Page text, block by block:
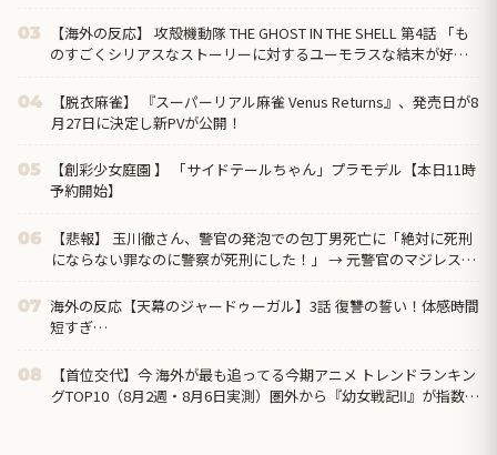
03
【海外の反応】 攻殻機動隊 THE GHOST IN THE SHELL 第4話 「も
のすごくシリアスなストーリーに対するユーモラスな結末が好
04
【脱衣麻雀】 『スーパーリアル麻雀 Venus Returns』、発売日が8
月27日に決定し新PVが公開！
05
【創彩少女庭園 】 「サイドテールちゃん」プラモデル【本日11時
予約開始】
06
【悲報】 玉川徹さん、警官の発泡での包丁男死亡に「絶対に死刑
にならない罪なのに警察が死刑にした！」 → 元警官のマジレスが
07 海外の反応【天幕のジャードゥーガル】3話 復讐の誓い！体感時間
短すぎ…
08
【首位交代】今 海外が最も追ってる今期アニメ トレンドランキン
グTOP10（8月2週・8月6日実測）圏外から『幼女戦記Ⅱ』が指数